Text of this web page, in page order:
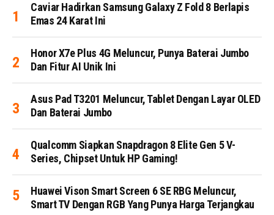
Caviar Hadirkan Samsung Galaxy Z Fold 8 Berlapis
Emas 24 Karat Ini
Honor X7e Plus 4G Meluncur, Punya Baterai Jumbo
Dan Fitur AI Unik Ini
Asus Pad T3201 Meluncur, Tablet Dengan Layar OLED
Dan Baterai Jumbo
Qualcomm Siapkan Snapdragon 8 Elite Gen 5 V-
Series, Chipset Untuk HP Gaming!
Huawei Vison Smart Screen 6 SE RBG Meluncur,
Smart TV Dengan RGB Yang Punya Harga Terjangkau